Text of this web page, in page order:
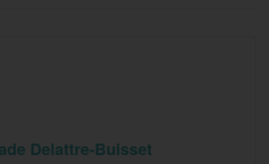
Delattre-Buisset